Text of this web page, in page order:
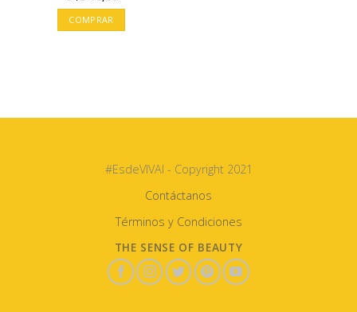
COMPRAR
#EsdeVIVAI - Copyright 2021
Contáctanos
Términos y Condiciones
THE SENSE OF BEAUTY